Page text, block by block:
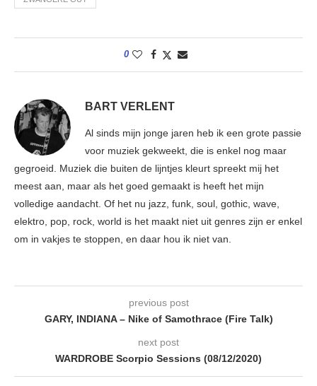
0
BART VERLENT
Al sinds mijn jonge jaren heb ik een grote passie
voor muziek gekweekt, die is enkel nog maar
gegroeid. Muziek die buiten de lijntjes kleurt spreekt mij het
meest aan, maar als het goed gemaakt is heeft het mijn
volledige aandacht. Of het nu jazz, funk, soul, gothic, wave,
elektro, pop, rock, world is het maakt niet uit genres zijn er enkel
om in vakjes te stoppen, en daar hou ik niet van.
previous post
GARY, INDIANA – Nike of Samothrace (Fire Talk)
next post
WARDROBE Scorpio Sessions (08/12/2020)